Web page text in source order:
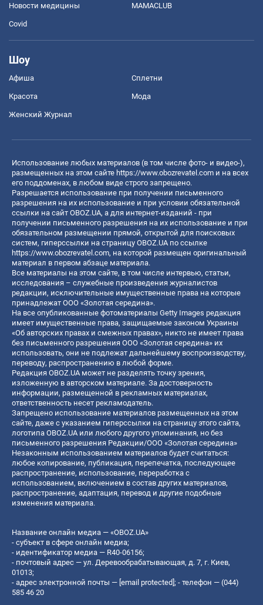
Новости медицины MAMACLUB
Covid
Шоу
Афиша Сплетни
Красота Мода
Женский Журнал
Использование любых материалов (в том числе фото- и видео-),
размещенных на этом сайте https://www.obozrevatel.com и на всех
его поддоменах, в любом виде строго запрещено.
Разрешается использование при получении письменного
разрешения на их использование и при условии обязательной
ссылки на сайт OBOZ.UA, а для интернет-изданий - при
получении письменного разрешения на их использование и при
обязательном размещении прямой, открытой для поисковых
систем, гиперссылки на страницу OBOZ.UA по ссылке
https://www.obozrevatel.com, на которой размещен оригинальный
материал в первом абзаце материала.
Все материалы на этом сайте, в том числе интервью, статьи,
исследования – служебные произведения журналистов
редакции, исключительные имущественные права на которые
принадлежат ООО «Золотая середина».
На все опубликованные фотоматериалы Getty Images редакция
имеет имущественные права, защищаемые законом Украины
«Об авторских правах и смежных правах», никто не имеет права
без письменного разрешения ООО «Золотая середина» их
использовать, они не подлежат дальнейшему воспроизводству,
переводу, распространению в любой форме.
Редакция OBOZ.UA может не разделять точку зрения,
изложенную в авторском материале. За достоверность
информации, размещенной в рекламных материалах,
ответственность несет рекламодатель.
Запрещено использование материалов размещенных на этом
сайте, даже с указанием гиперссылки на страницу этого сайта,
логотипа OBOZ.UA или любого другого упоминания, но без
письменного разрешения Редакции/ООО «Золотая середина»
Незаконным использованием материалов будет считаться:
любое копирование, публикация, перепечатка, последующее
распространение, использование, переработка с
использованием, включением в состав других материалов,
распространение, адаптация, перевод и другие подобные
изменения материала.
Название онлайн медиа — «OBOZ.UA»
- субъект в сфере онлайн медиа;
- идентификатор медиа — R40-06156;
- почтовый адрес — ул. Деревообрабатывающая, д. 7, г. Киев,
01013;
- адрес электронной почты — [email protected]; - телефон — (044)
585 46 20